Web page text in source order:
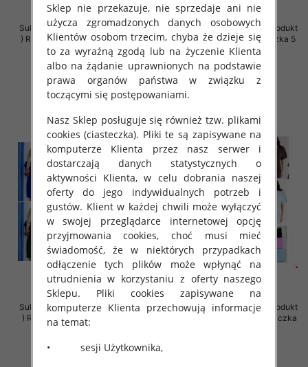
Sukienki damskie (Polska produkt
) Roz Standard, Mix Kolor Paczka
5 szt
36.00 zł
szczegóły
Sukienki damskie (Polska produkt
) Roz 38-44, Mix Kolor Paczka 5
szt
36.00 zł
szczegóły
Sukienki damskie (Polska produkt
) Roz 36-42, Mix Kolor Paczka 5
szt
26.00 zł
Sukienki damskie (Polska produkt
) Roz Standard, Mix Kolor Paczka
Sklep nie przekazuje, nie sprzedaje ani nie
użycza zgromadzonych danych osobowych
Klientów osobom trzecim, chyba że dzieje się
to za wyraźną zgodą lub na życzenie Klienta
albo na żądanie uprawnionych na podstawie
prawa organów państwa w związku z
toczącymi się postępowaniami.
Nasz Sklep posługuje się również tzw. plikami
cookies (ciasteczka). Pliki te są zapisywane na
komputerze Klienta przez nasz serwer i
dostarczają danych statystycznych o
aktywności Klienta, w celu dobrania naszej
oferty do jego indywidualnych potrzeb i
gustów. Klient w każdej chwili może wyłączyć
w swojej przeglądarce internetowej opcję
przyjmowania cookies, choć musi mieć
świadomość, że w niektórych przypadkach
odłączenie tych plików może wpłynąć na
utrudnienia w korzystaniu z oferty naszego
Sklepu. Pliki cookies zapisywane na
komputerze Klienta przechowują informacje
na temat:
• sesji Użytkownika,